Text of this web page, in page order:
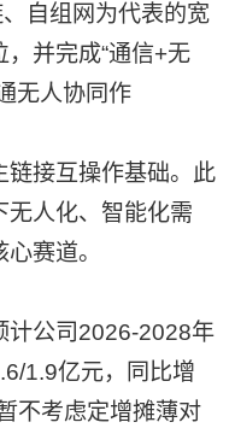
自组网为代表的宽
并完成“通信+无
无人协同作
链接互操作基础。此
无人化、智能化需
赛道。
计公司2026-2028年
1.9亿元，同比增
不考虑定增摊薄对